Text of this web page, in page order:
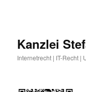
Kanzlei
Internetrecht | IT-Recht |